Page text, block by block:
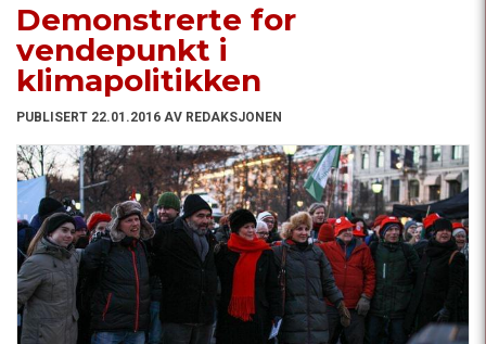
Demonstrerte for
vendepunkt i
klimapolitikken
PUBLISERT 22.01.2016 AV REDAKSJONEN